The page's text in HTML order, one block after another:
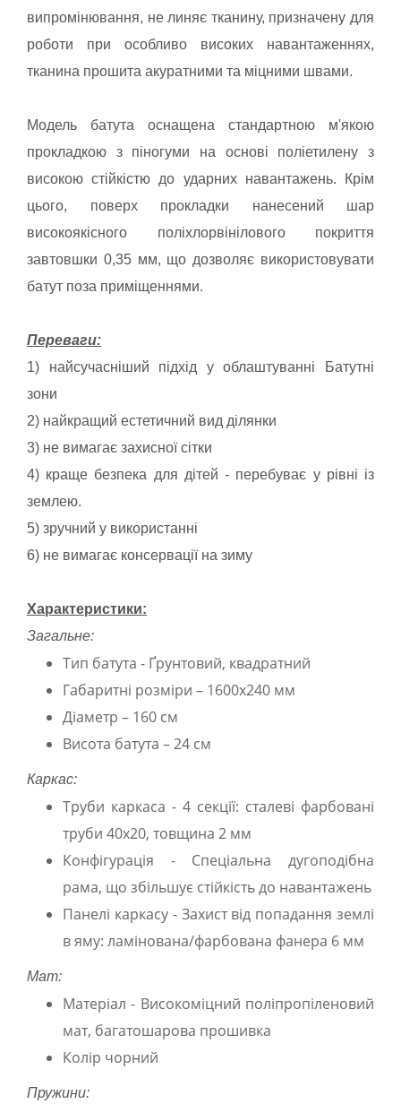
випромінювання, не линяє тканину, призначену для
роботи при особливо високих навантаженнях,
тканина прошита акуратними та міцними швами.
Модель батута оснащена стандартною м'якою
прокладкою з піногуми на основі поліетилену з
високою стійкістю до ударних навантажень. Крім
цього, поверх прокладки нанесений шар
високоякісного поліхлорвінілового покриття
завтовшки 0,35 мм, що дозволяє використовувати
батут поза приміщеннями.
Переваги:
1) найсучасніший підхід у облаштуванні Батутні
зони
2) найкращий естетичний вид ділянки
3) не вимагає захисної сітки
4) краще безпека для дітей - перебуває у рівні із
землею.
5) зручний у використанні
6) не вимагає консервації на зиму
Характеристики:
Загальне:
Тип батута - Ґрунтовий, квадратний
Габаритні розміри – 1600х240 мм
Діаметр – 160 см
Висота батута – 24 см
Каркас:
Труби каркаса - 4 секції: сталеві фарбовані
труби 40х20, товщина 2 мм
Конфігурація - Спеціальна дугоподібна
рама, що збільшує стійкість до навантажень
Панелі каркасу - Захист від попадання землі
в яму: ламінована/фарбована фанера 6 мм
Мат:
Матеріал - Високоміцний поліпропіленовий
мат, багатошарова прошивка
Колір чорний
Пружини: